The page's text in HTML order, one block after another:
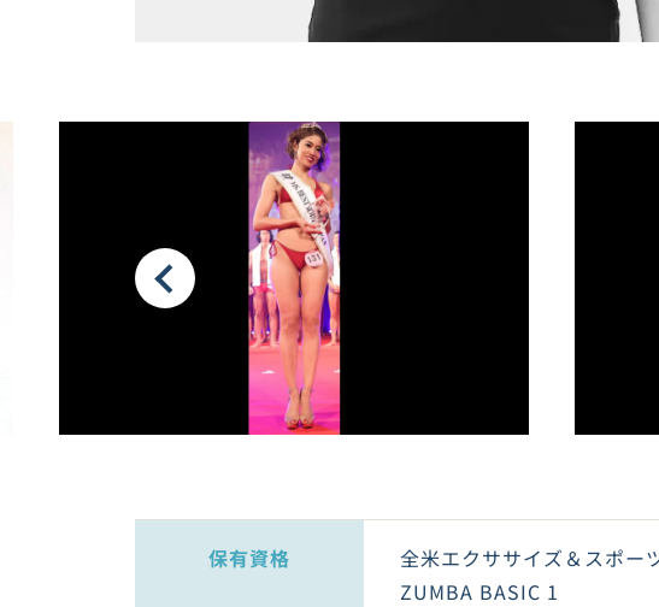
保有資格
全米エクササイズ＆スポ
ZUMBA BASIC 1